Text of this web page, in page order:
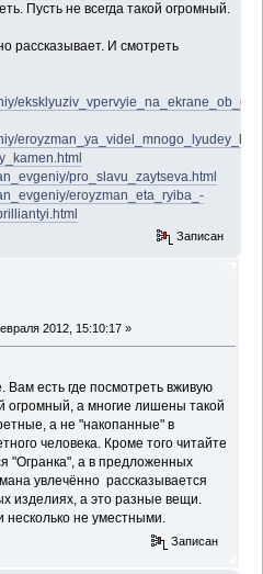
Пусть не всегда такой огромный.
рассказывает. И смотреть
pro_slavu_zaytseva.html
eroyzman_eta_ryiba_-
Записан
2012, 15:10:17 »
Вам есть где посмотреть вживую
огромный, а многие лишены такой
а не "накопанные" в
человека. Кроме того читайте
"Огранка", а в предложенных
увлечённо рассказывается
изделиях, а это разные вещи.
несколько не уместными.
Записан